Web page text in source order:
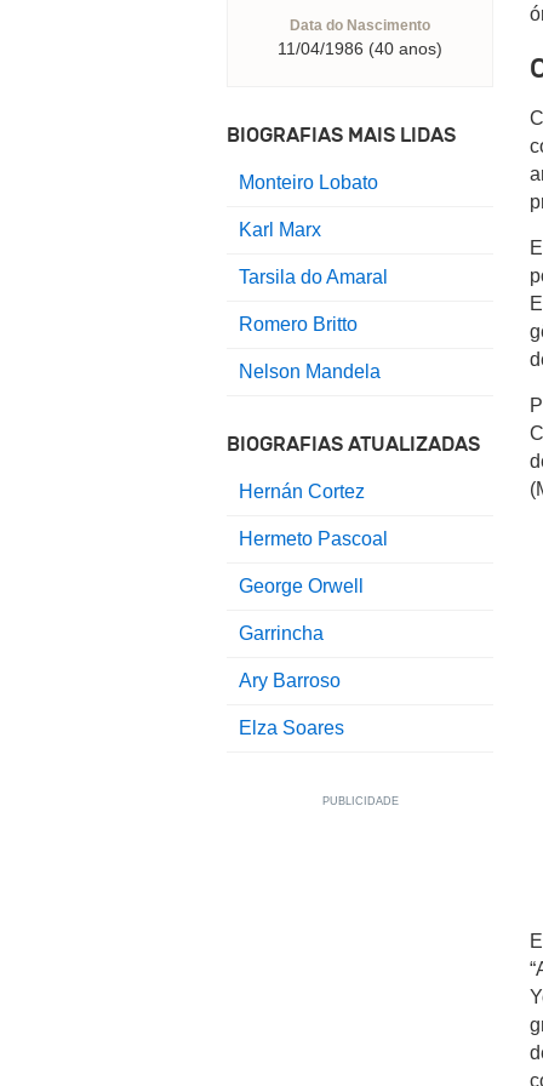
Data do Nascimento
11/04/1986 (40 anos)
BIOGRAFIAS MAIS LIDAS
Monteiro Lobato
Karl Marx
Tarsila do Amaral
Romero Britto
Nelson Mandela
BIOGRAFIAS ATUALIZADAS
Hernán Cortez
Hermeto Pascoal
George Orwell
Garrincha
Ary Barroso
Elza Soares